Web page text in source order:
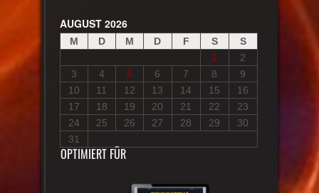
AUGUST 2026
M D M D F S
S
1
2
3
4 5 6 7 8
9
10
11 12 13 14 15
16
17
18 19 20 21 22
23
24
25 26 27 28 29
30
31
OPTIMIERT FÜR